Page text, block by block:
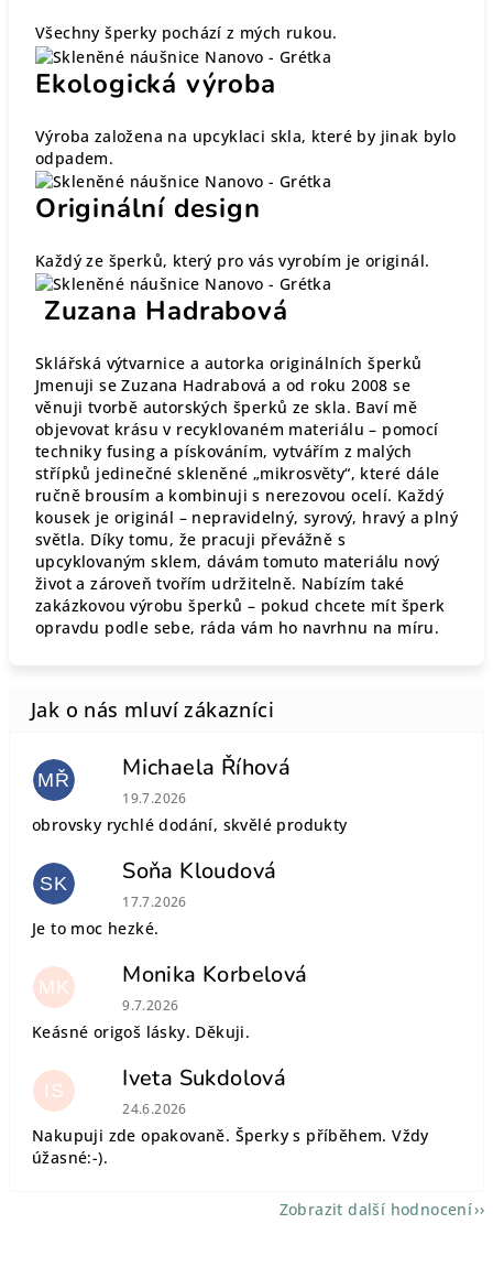
Všechny šperky pochází z mých rukou.
Ekologická výroba
Výroba založena na upcyklaci skla, které by jinak bylo
odpadem.
Originální design
Každý ze šperků, který pro vás vyrobím je originál.
Zuzana Hadrabová
Sklářská výtvarnice a autorka originálních šperků
Jmenuji se Zuzana Hadrabová a od roku 2008 se
věnuji tvorbě autorských šperků ze skla. Baví mě
objevovat krásu v recyklovaném materiálu – pomocí
techniky fusing a pískováním, vytvářím z malých
střípků jedinečné skleněné „mikrosvěty“, které dále
ručně brousím a kombinuji s nerezovou ocelí. Každý
kousek je originál – nepravidelný, syrový, hravý a plný
světla. Díky tomu, že pracuji převážně s
upcyklovaným sklem, dávám tomuto materiálu nový
život a zároveň tvořím udržitelně. Nabízím také
zakázkovou výrobu šperků – pokud chcete mít šperk
opravdu podle sebe, ráda vám ho navrhnu na míru.
MŘ Michaela Říhová
Hodnocení obchodu je 5 z 5 hvězdiček.
19.7.2026
obrovsky rychlé dodání, skvělé produkty
SK Soňa Kloudová
Hodnocení obchodu je 5 z 5 hvězdiček.
17.7.2026
Je to moc hezké.
MK Monika Korbelová
Hodnocení obchodu je 5 z 5 hvězdiček.
9.7.2026
Keásné origoš lásky. Děkuji.
IS Iveta Sukdolová
Hodnocení obchodu je 5 z 5 hvězdiček.
24.6.2026
Nakupuji zde opakovaně. Šperky s příběhem. Vždy
úžasné:-).
Zobrazit další hodnocení